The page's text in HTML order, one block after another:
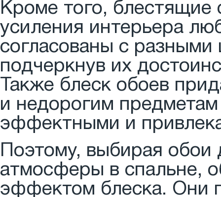
Кроме того, блестящие
усиления интерьера
согласованы с
подчеркнув их
Также блеск обоев
и недорогим
эффектными и
Поэтому, выбирая
атмосферы в спальне,
эффектом блеска. Они